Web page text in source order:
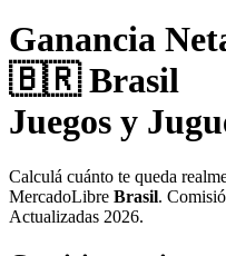
Ganancia
🇧🇷 Brasil
Juegos y
Calculá cuánto te queda
MercadoLibre Brasil.
Actualizadas 2026.